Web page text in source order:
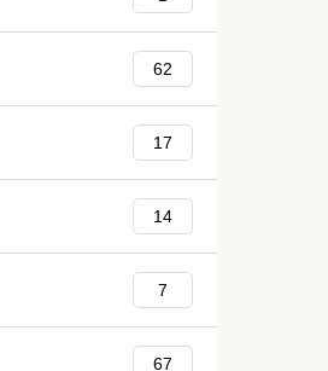
62
17
14
7
67